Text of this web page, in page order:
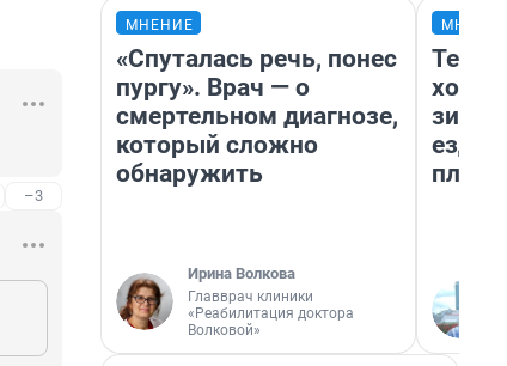
–3
МНЕНИЕ
«Спуталась речь, понес
пургу». Врач — о
смертельном диагнозе,
который сложно
обнаружить
Ирина Волкова
Главврач клиники
«Реабилитация доктора
Волковой»
ездит